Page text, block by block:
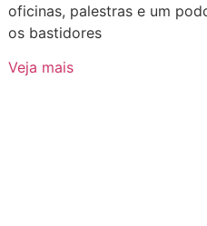
oficinas, palestras e um
os bastidores
Veja mais